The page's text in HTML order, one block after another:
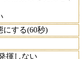
にする(60秒)
揮しない